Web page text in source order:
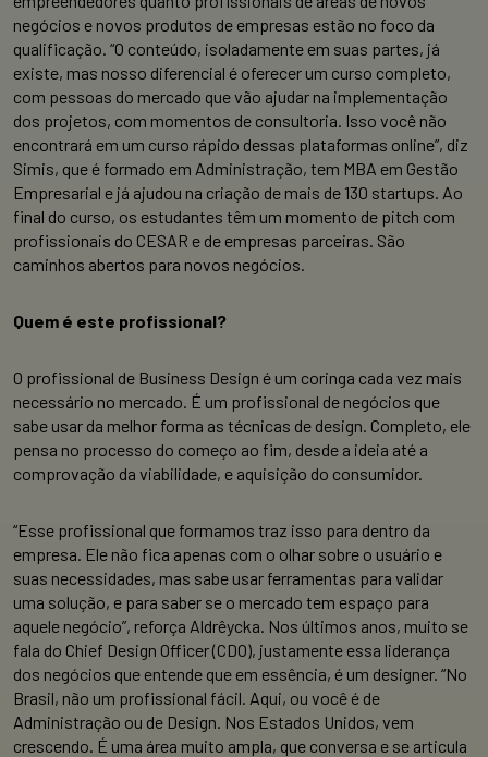
negócios e novos produtos de empresas estão no foco da
qualificação. “O conteúdo, isoladamente em suas partes, já
existe, mas nosso diferencial é oferecer um curso completo,
com pessoas do mercado que vão ajudar na implementação
dos projetos, com momentos de consultoria. Isso você não
encontrará em um curso rápido dessas plataformas online”, diz
Simis, que é formado em Administração, tem MBA em Gestão
Empresarial e já ajudou na criação de mais de 130 startups. Ao
final do curso, os estudantes têm um momento de pitch com
profissionais do CESAR e de empresas parceiras. São
caminhos abertos para novos negócios.
Quem é este profissional?
O profissional de Business Design é um coringa cada vez mais
necessário no mercado. É um profissional de negócios que
sabe usar da melhor forma as técnicas de design. Completo, ele
pensa no processo do começo ao fim, desde a ideia até a
comprovação da viabilidade, e aquisição do consumidor.
“Esse profissional que formamos traz isso para dentro da
empresa. Ele não fica apenas com o olhar sobre o usuário e
suas necessidades, mas sabe usar ferramentas para validar
uma solução, e para saber se o mercado tem espaço para
aquele negócio”, reforça Aldrêycka. Nos últimos anos, muito se
fala do Chief Design Officer (CDO), justamente essa liderança
dos negócios que entende que em essência, é um designer. “No
Brasil, não um profissional fácil. Aqui, ou você é de
Administração ou de Design. Nos Estados Unidos, vem
crescendo. É uma área muito ampla, que conversa e se articula